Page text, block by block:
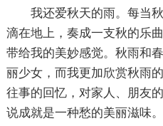
我还爱秋天的雨。每当
滴在地上，奏成一支秋的乐
带给我的美妙感觉。秋雨和
丽少女，而我更加欣赏秋雨
往事的回忆，对家人、朋友
说成就是一种愁的美丽滋味